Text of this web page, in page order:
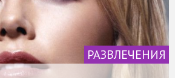
РАЗВЛЕЧЕНИЯ